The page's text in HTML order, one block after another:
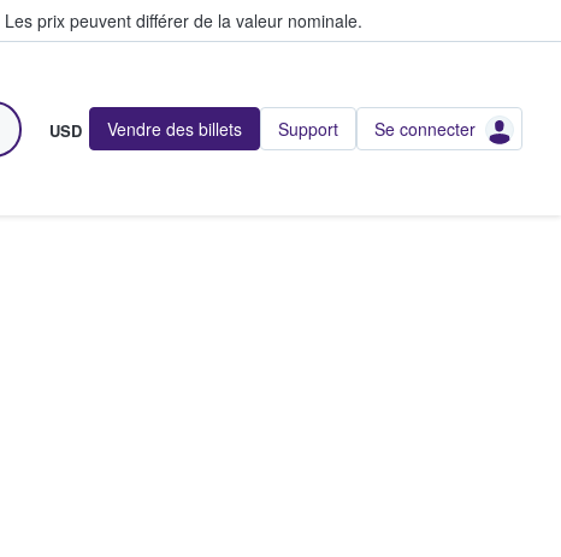
Les prix peuvent différer de la valeur nominale.
USD Vendre des billets Support Se connecter